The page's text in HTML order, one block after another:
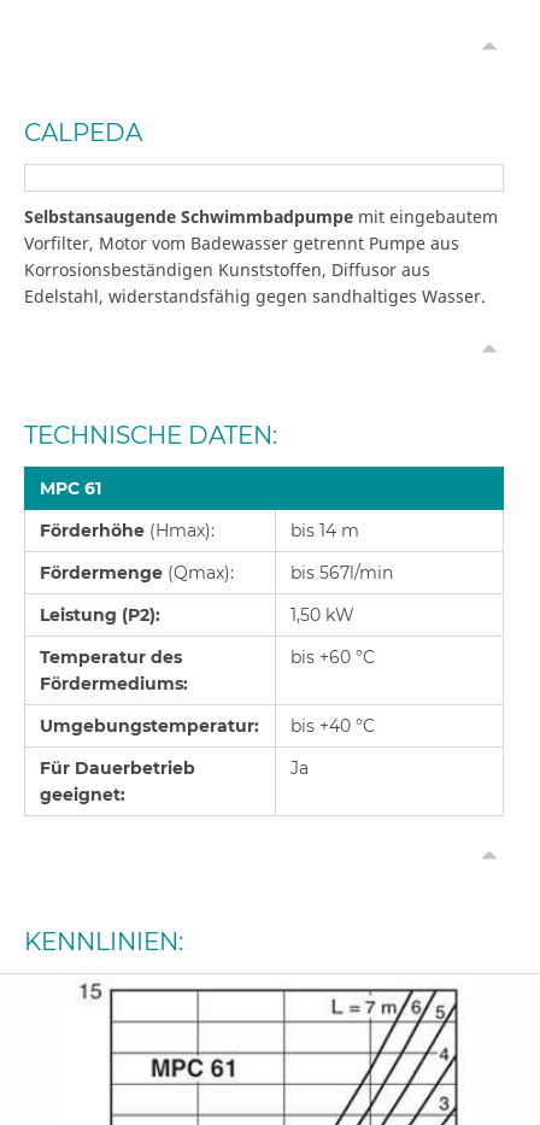
CALPEDA
Selbstansaugende Schwimmbadpumpe mit eingebautem
Vorfilter, Motor vom Badewasser getrennt Pumpe aus
Korrosionsbeständigen Kunststoffen, Diffusor aus
Edelstahl, widerstandsfähig gegen sandhaltiges Wasser.
TECHNISCHE DATEN:
MPC 61
Förderhöhe (Hmax):
bis 14 m
Fördermenge (Qmax):
bis 567l/min
Leistung (P2):
1,50 kW
Temperatur des
Fördermediums:
bis +60 °C
Umgebungstemperatur:
bis +40 °C
Für Dauerbetrieb
geeignet:
Ja
KENNLINIEN: